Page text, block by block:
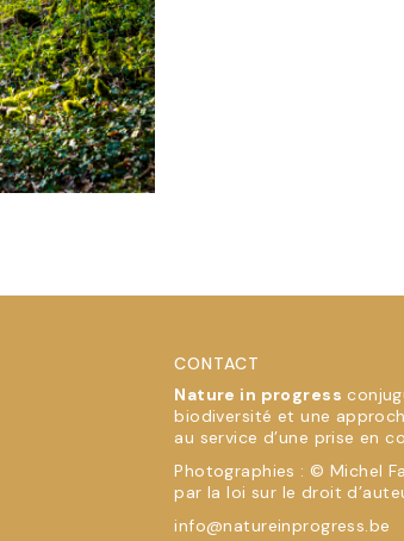
CONTACT
Nature in progress
biodiversité et une
au service d’une prise en
Photographies : © Michel
par la loi sur le droit
info@natureinprogress.be